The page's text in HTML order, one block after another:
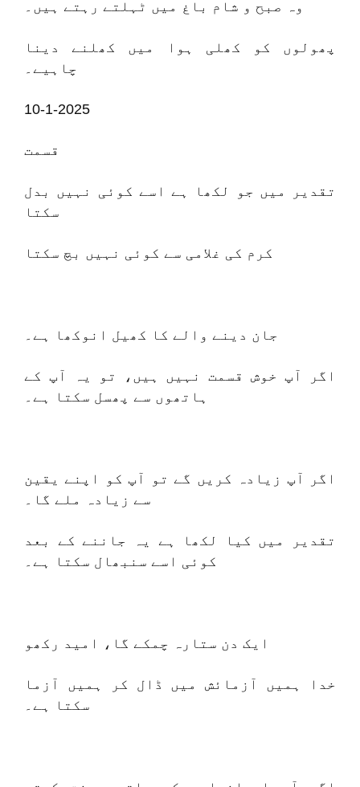
وہ صبح و شام باغ میں ٹہلتے رہتے ہیں۔
پھولوں کو کھلی ہوا میں کھلنے دینا
چاہیے۔
10-1-2025
قسمت
تقدیر میں جو لکھا ہے اسے کوئی نہیں بدل
سکتا
کرم کی غلامی سے کوئی نہیں بچ سکتا
جان دینے والے کا کھیل انوکھا ہے۔
اگر آپ خوش قسمت نہیں ہیں، تو یہ آپ کے
ہاتھوں سے پھسل سکتا ہے۔
اگر آپ زیادہ کریں گے تو آپ کو اپنے یقین
سے زیادہ ملے گا۔
تقدیر میں کیا لکھا ہے یہ جاننے کے بعد
کوئی اسے سنبھال سکتا ہے۔
ایک دن ستارہ چمکے گا، امید رکھو
خدا ہمیں آزمائش میں ڈال کر ہمیں آزما
سکتا ہے۔